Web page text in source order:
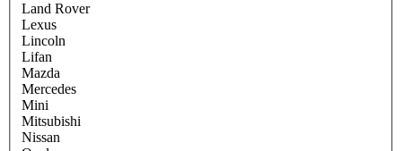
Land Rover
Lexus
Lincoln
Lifan
Mazda
Mercedes
Mini
Mitsubishi
Nissan